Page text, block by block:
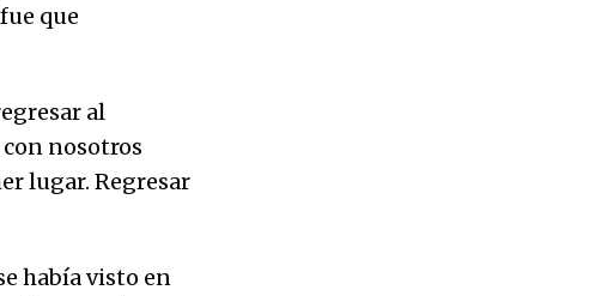
que
al
nosotros
lugar. Regresar
había visto en